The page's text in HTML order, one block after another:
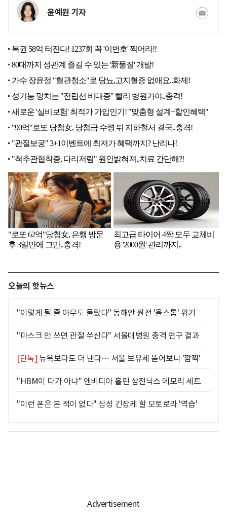
윤예원 기자
오늘의 핫뉴스
"이렇게 될 줄 아무도 몰랐다" 동해안 원전 '올스톱' 위기
"마스크 안 쓰면 관절 쑤신다" 서울대병원 충격 연구 결과
[단독] 뉴욕보다도 더 낸다… 서울 보유세 뜯어보니 '깜짝'
"HBM이 다가 아냐" 엔비디아 홀린 삼전닉스 메모리 세트
"이런 폰은 본 적이 없다" 삼성 긴장케 할 모토로라 '역습'